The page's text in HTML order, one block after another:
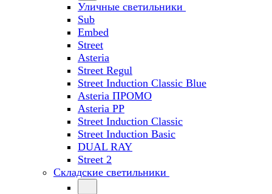
Уличные светильники
Sub
Embed
Street
Asteria
Street Regul
Street Induction Classic Blue
Asteria ПРОМО
Asteria PP
Street Induction Classic
Street Induction Basic
DUAL RAY
Street 2
Складские светильники